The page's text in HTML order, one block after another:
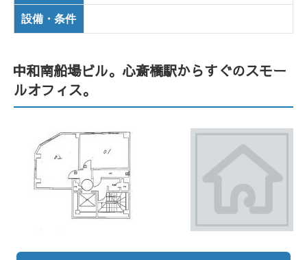
設備・条件
中和南船場ビル。心斎橋駅からすぐのスモー
ルオフィス。